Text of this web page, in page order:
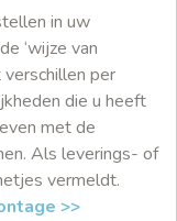
in uw
‘wijze van
verschillen per
die u heeft
met de
Als leverings- of
vermeldt.
>>